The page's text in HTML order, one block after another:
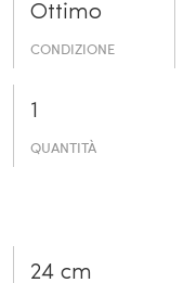
Ottimo
CONDIZIONE
1
QUANTITÀ
24 cm